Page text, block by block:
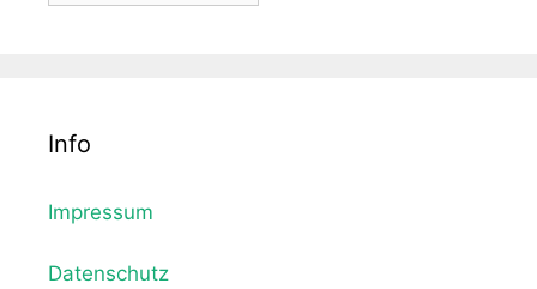
Info
Impressum
Datenschutz